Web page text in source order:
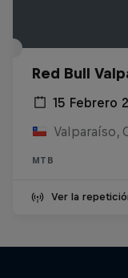
Red Bull
15 Febrero
Valparaíso,
MTB
Ver la